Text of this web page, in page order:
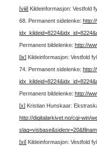
[viii]Kildeinformasjon: Vestfold
68. Permanent sidelenke:
Permanent bildelenke: http://
[ix]Kildeinformasjon: Vestfold
74. Permanent sidelenke:
Permanent bildelenke: http://
[x]Kristian Hunskaar:
http://digitalarkivet.no/cgi-win/
[xi]Kildeinformasjon: Vestfold